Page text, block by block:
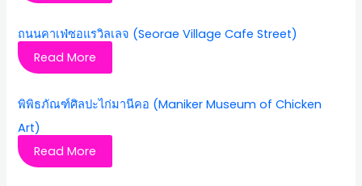
ถนนคาเฟ่ซอแรวิลเลจ (Seorae Village Cafe Street)
Read More
พิพิธภัณฑ์ศิลปะไก่มานีคอ (Maniker Museum of Chicken
Art)
Read More